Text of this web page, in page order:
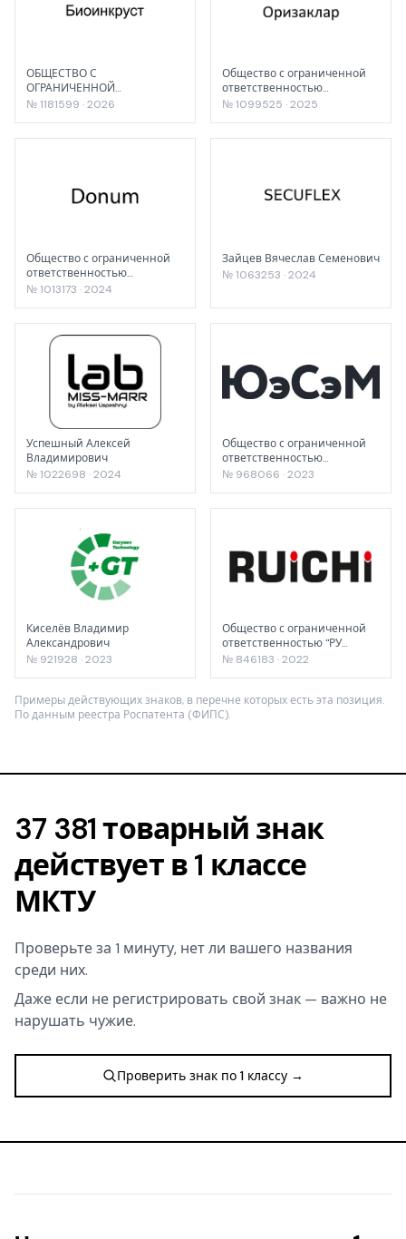
ОБЩЕСТВО С
ОГРАНИЧЕННОЙ
ОТВЕТСТВЕННОСТЬЮ
№ 1181599 · 2026
Общество с ограниченной
ответственностью
«ХимРусАгро»
№ 1099525 · 2025
Общество с ограниченной
ответственностью
"ФАРМОРГАНИК"
№ 1013173 · 2024
Зайцев Вячеслав Семенович
№ 1063253 · 2024
Успешный Алексей
Владимирович
№ 1022698 · 2024
Общество с ограниченной
ответственностью
"Холдинговая компания
№ 968066 · 2023
Киселёв Владимир
Александрович
№ 921928 · 2023
Общество с ограниченной
ответственностью "РУ
Электроникс"
№ 846183 · 2022
Примеры действующих знаков, в перечне которых есть эта позиция.
По данным реестра Роспатента (ФИПС).
37 381 товарный знак
действует в 1 классе
МКТУ
Проверьте за 1 минуту, нет ли вашего названия
среди них.
Даже если не регистрировать свой знак — важно не
нарушать чужие.
Проверить знак по 1 классу →